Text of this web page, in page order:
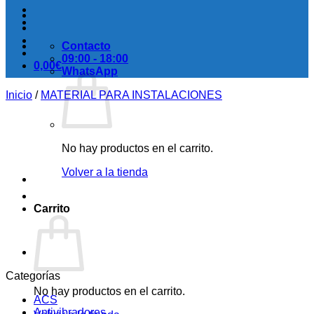
0,00€
No hay productos en el carrito.
Volver a la tienda
Carrito
No hay productos en el carrito.
Contacto
09:00 - 18:00
WhatsApp
Inicio / MATERIAL PARA INSTALACIONES
Categorías
ACS